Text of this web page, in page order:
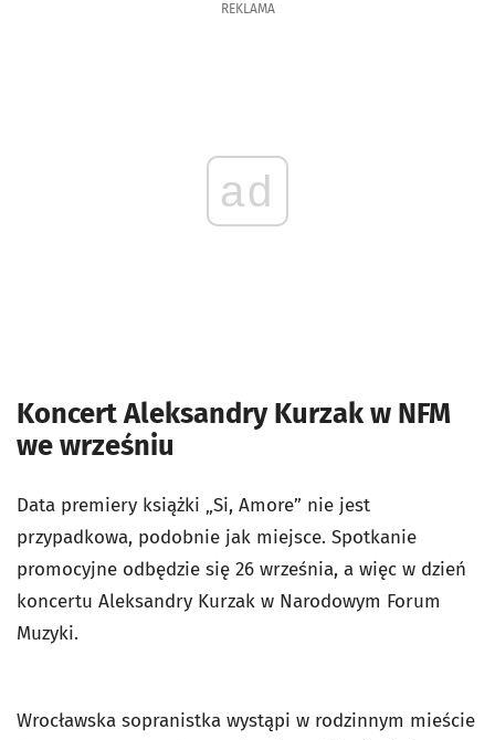
REKLAMA
ad
Koncert Aleksandry Kurzak w NFM
we wrześniu
Data premiery książki „Si, Amore” nie jest
przypadkowa, podobnie jak miejsce. Spotkanie
promocyjne odbędzie się 26 września, a więc w dzień
koncertu Aleksandry Kurzak w Narodowym Forum
Muzyki.
Wrocławska sopranistka wystąpi w rodzinnym mieście